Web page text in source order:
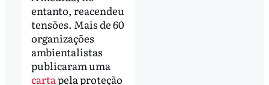
entanto, reacendeu
tensões. Mais de 60
organizações
ambientalistas
publicaram uma
cartapela proteção